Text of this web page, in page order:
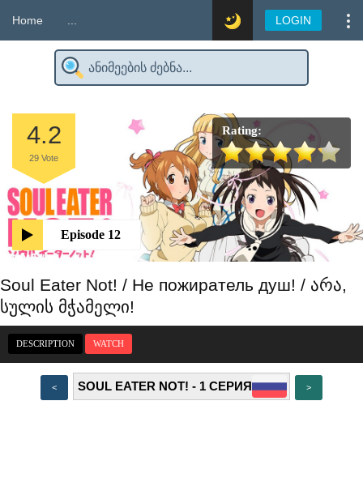
Home LOGIN
Episode 12
4.2
29 Vote
Rating:
Soul Eater Not! / Не пожиратель душ! / არა,
სულის მჭამელი!
DESCRIPTION WATCH
< >